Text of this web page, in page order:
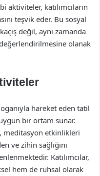
katılımcıların
teşvik eder. Bu sosyal
değil, aynı zamanda
olanak
hareket eden tatil
bir ortam sunar.
meditasyon etkinlikleri
ve zihin sağlığını
Katılımcılar,
hem de ruhsal olarak